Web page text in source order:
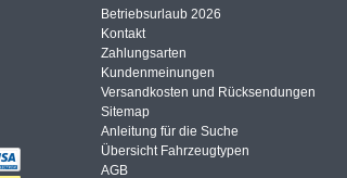
Betriebsurlaub 2026
Kontakt
Zahlungsarten
Kundenmeinungen
Versandkosten und Rücksendungen
Sitemap
Anleitung für die Suche
Übersicht Fahrzeugtypen
AGB